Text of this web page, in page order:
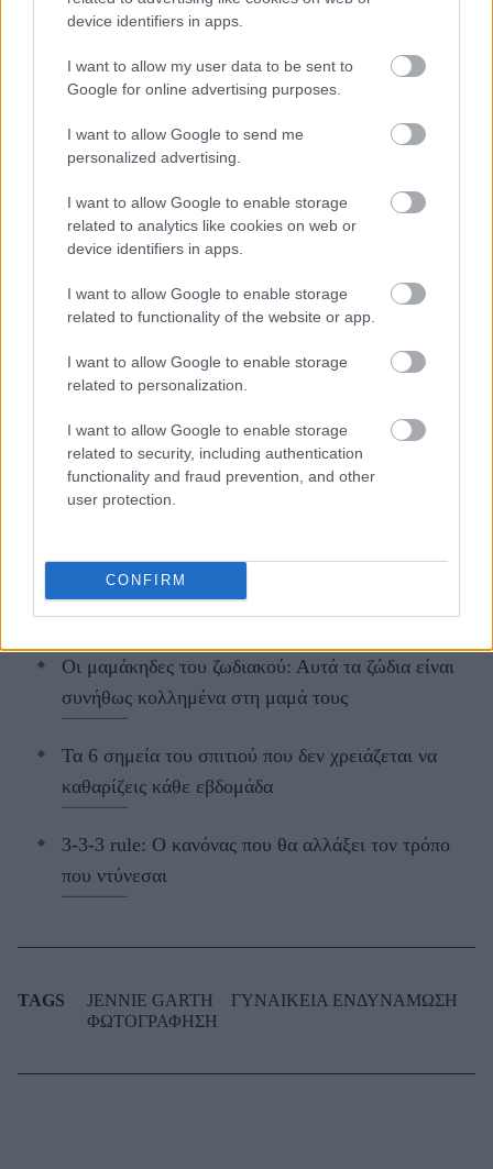
device identifiers in apps.
I want to allow my user data to be sent to
Google for online advertising purposes.
I want to allow Google to send me
personalized advertising.
I want to allow Google to enable storage
related to analytics like cookies on web or
device identifiers in apps.
I want to allow Google to enable storage
related to functionality of the website or app.
I want to allow Google to enable storage
related to personalization.
I want to allow Google to enable storage
related to security, including authentication
functionality and fraud prevention, and other
user protection.
CONFIRM
της, η ίδια αποφάσισε να ξεκινήσει το δικό της
προσπαθούσα πραγματικά να καταλάβω την
επόμενη κίνησή μου. Δεν ήμουν σίγουρη για το τι
έκανα πια για να ζήσω και αποφάσισα ότι θα ήθελα
να επικεντρωθώ στην προσπάθεια να βοηθήσω
τους ανθρώπους ή να διαδώσω λίγη θετικότητα»,
είχε πει.
Μάθε τώρα όλα τα νέα για τα
αγαπημένα σου διάσημα πρόσωπα.
Ακολούθησε το JennyGr στο
Google News.
ΔΙΑΒΑΖΟΝΤΑΙ ΤΩΡΑ
Οι μαμάκηδες του ζωδιακού: Αυτά τα ζώδια είναι
συνήθως κολλημένα στη μαμά τους
Τα 6 σημεία του σπιτιού που δεν χρειάζεται να
καθαρίζεις κάθε εβδομάδα
3-3-3 rule: Ο κανόνας που θα αλλάξει τον τρόπο
που ντύνεσαι
TAGS JENNIE GARTH
ΓΥΝΑΙΚΕΙΑ ΕΝΔΥΝΑΜΩΣΗ
ΦΩΤΟΓΡΑΦΗΣΗ